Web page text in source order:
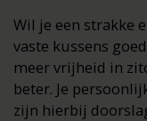
Wil je een strakke
vaste kussens
meer vrijheid in
beter. Je
zijn hierbij